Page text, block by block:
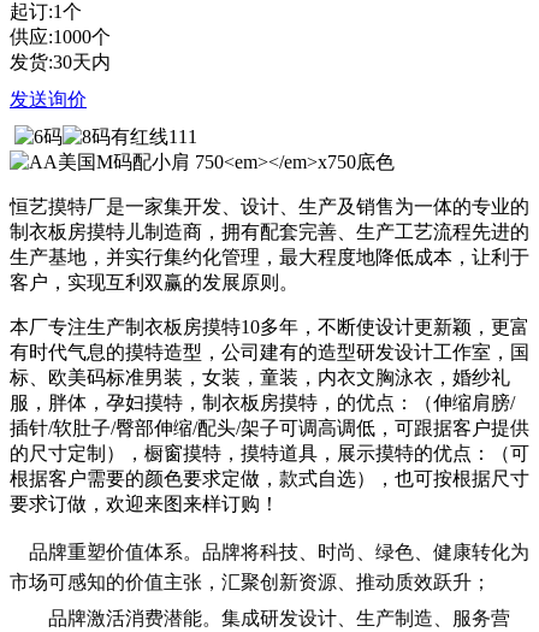
起订:1个
供应:1000个
发货:30天内
发送询价
恒艺摸特厂是一家集开发、设计、生产及销售为一体的专业的
制衣板房摸特儿制造商，拥有配套完善、生产工艺流程先进的
生产基地，并实行集约化管理，最大程度地降低成本，让利于
客户，实现互利双赢的发展原则。
本厂专注生产制衣板房摸特10多年，不断使设计更新颖，更富
有时代气息的摸特造型，公司建有的造型研发设计工作室，国
标、欧美码标准男装，女装，童装，内衣文胸泳衣，婚纱礼
服，胖体，孕妇摸特，制衣板房摸特，的优点：（伸缩肩膀/
插针/软肚子/臀部伸缩/配头/架子可调高调低，可跟据客户提供
的尺寸定制），橱窗摸特，摸特道具，展示摸特的优点：（可
根据客户需要的颜色要求定做，款式自选），也可按根据尺寸
要求订做，欢迎来图来样订购！
品牌重塑价值体系。品牌将科技、时尚、绿色、健康转化为
市场可感知的价值主张，汇聚创新资源、推动质效跃升；
品牌激活消费潜能。集成研发设计、生产制造、服务营